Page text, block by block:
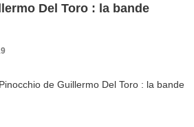
Del Toro : la bande